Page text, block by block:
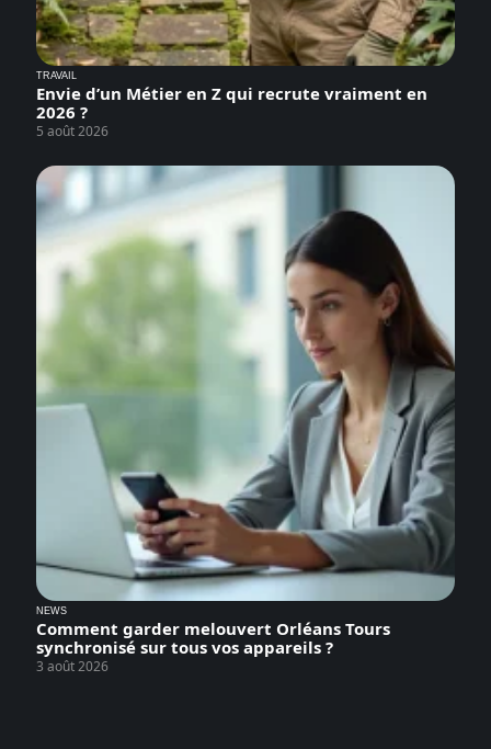
TRAVAIL
Envie d’un Métier en Z qui recrute vraiment en
2026 ?
5 août 2026
NEWS
Comment garder melouvert Orléans Tours
synchronisé sur tous vos appareils ?
3 août 2026